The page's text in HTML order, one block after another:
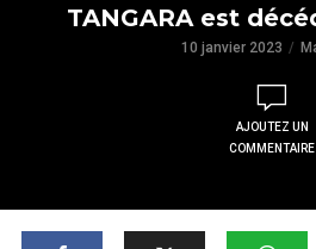
TANGARA est
10 janvier 2023
AJOUTEZ UN
COMMENTAIRE